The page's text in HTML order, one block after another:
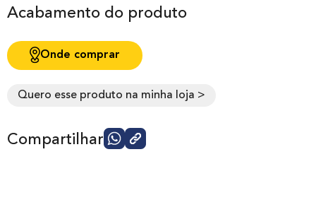
Acabamento do produto
Onde comprar
Quero esse produto na minha loja >
Compartilhar